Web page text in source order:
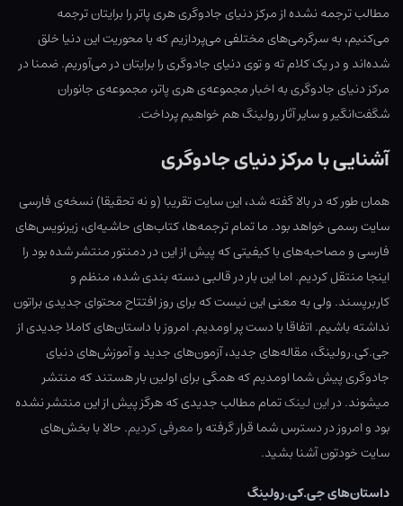
مطالب ترجمه نشده از مرکز دنیای جادوگری هری پاتر را برایتان ترجمه
می‌کنیم، به سرگرمی‌های مختلفی می‌پردازیم که با محوریت این دنیا خلق
شده‌اند و در یک کلام ته و توی دنیای جادوگری را برایتان در می‌آوریم. ضمنا در
مرکز دنیای جادوگری به اخبار مجموعه‌ی هری پاتر، مجموعه‌ی جانوران
شگفت‌انگیر و سایر آثار رولینگ هم خواهیم پرداخت.
آشنایی با مرکز دنیای جادوگری
همان طور که در بالا گفته شد، این سایت تقریبا (و نه تحقیقا) نسخه‌ی فارسی
سایت رسمی خواهد بود. ما تمام ترجمه‌ها، کتاب‌های حاشیه‌ای، زیرنویس‌های
فارسی و مصاحبه‌های با کیفیتی که پیش از این در دمنتور منتشر شده بود را
اینجا منتقل کردیم. اما این بار در قالبی دسته بندی شده، منظم و
کاربرپسند. ولی به معنی این نیست که برای روز افتتاح محتوای جدیدی براتون
نداشته باشیم. اتفاقا با دست پر اومدیم. امروز با داستان‌های کاملا جدیدی از
جی.کی.رولینگ، مقاله‌های جدید، آزمون‌های جدید و آموزش‌های دنیای
جادوگری پیش شما اومدیم که همگی برای اولین بار هستند که منتشر
میشوند. دراین لینکتمام مطالب جدیدی که هرگز پیش از این منتشر نشده
بود و امروز در دسترس شما قرار گرفته را معرفی کردیم. حالا با بخش‌های
سایت خودتون آشنا بشید.
داستان‌های جی.کی.رولینگ